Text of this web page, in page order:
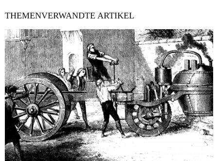
THEMENVERWANDTE ARTIKEL